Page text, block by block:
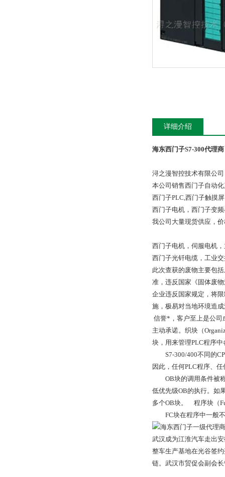
详细介绍
海东西门子S7-300代理商
浔之漫智控技术有限公
本公司销售西门子自动
西门子PLC,西门子触摸
西门子电机，西门子变
我公司大量现货供应，
西门子电机，伺服电机
西门子光钎电缆，工业
此次查获的废物主要包
准，违反国家《固体废
企业违反国家规定，将
施，极易对当地环境造
信誉*，客户至上是公司
主动承诺。织块（
块，用来管理PLC程序
S7-300/400不同的
因此，任何PLC程序、
OB块的调用条件被称
低优先级OB的执行。如
多个OB块。 程序块（
FC块在程序中一般不
武汉成为江淮汽车走出
整车生产基地在光谷签
链。武汉市贸促会副会